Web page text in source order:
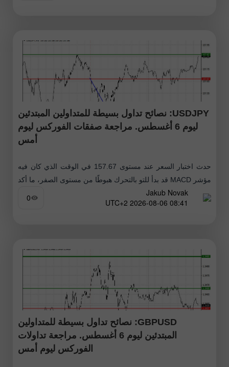
USDJPY: نصائح تداول بسيطة للمتداولين المبتدئين
ليوم 6 أغسطس. مراجعة صفقات الفوركس ليوم
أمس
حدث اختبار السعر عند مستوى 157.67 في الوقت الذي كان فيه
مؤشر MACD قد بدأ للتو بالتحرك هبوطًا من مستوى الصفر، ما أكد
صحة نقطة الدخول لبيع الدولار. ونتيجة لذلك،
Jakub Novak
08:41 2026-08-06 UTC+2
0
GBPUSD: نصائح تداول بسيطة للمتداولين
المبتدئين ليوم 6 أغسطس. مراجعة تداولات
الفوركس ليوم أمس